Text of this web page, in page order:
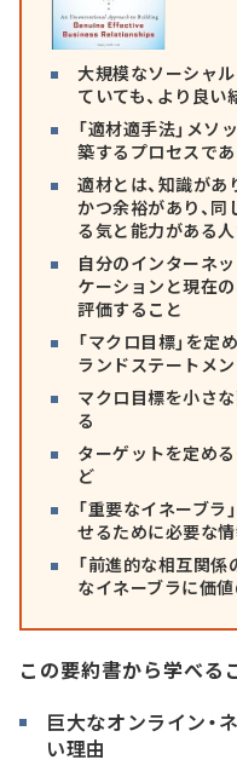
大規模なソーシャル
ていても、より良
「適材適手法」メ
築するプロセスで
適材とは、知識があ
かつ余裕があり、同
る気と能力がある
自分のインターネ
ケーションと現在
評価すること
「マクロ目標」を定
ランドステートメ
マクロ目標を小さな
る
ターゲットを定め
ど
「重要なイネーブラ
せるために必要な
「前進的な相互関
なイネーブラに価
この要約書から学べる
巨大なオンライン・
い理由